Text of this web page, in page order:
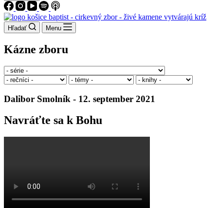
Hľadať Menu
Kázne zboru
Dalibor Smolník - 12. september 2021
Navráťte sa k Bohu